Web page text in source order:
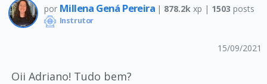
por Millena Gená Pereira | 878.2k xp | 1503 posts
Instrutor
15/09/2021
Oii Adriano! Tudo bem?